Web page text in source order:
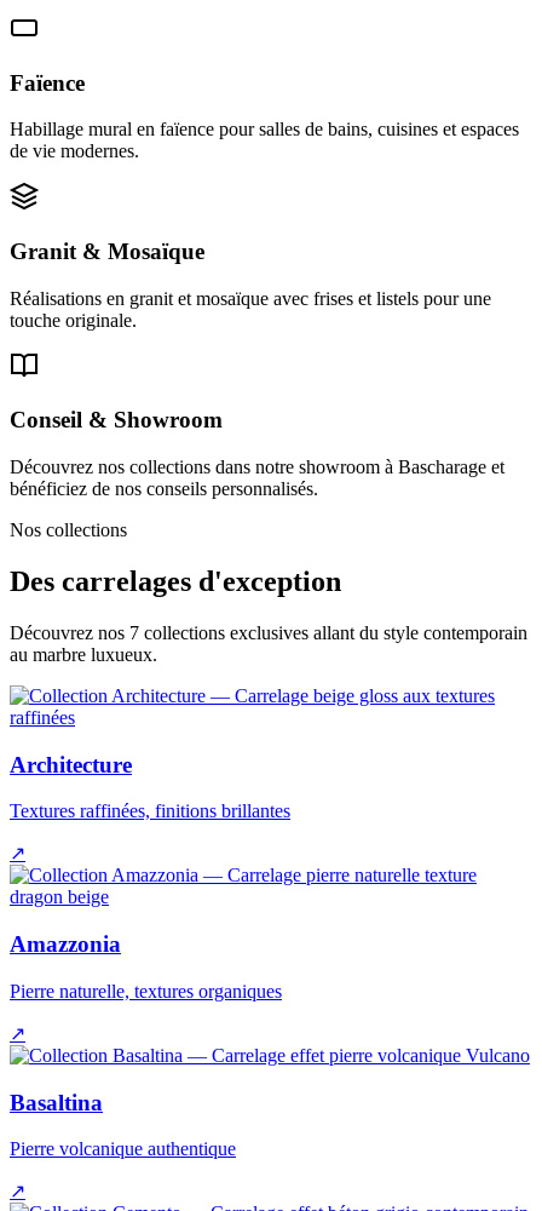
Faïence
Habillage mural en faïence pour salles de bains, cuisines et espaces
de vie modernes.
Granit & Mosaïque
Réalisations en granit et mosaïque avec frises et listels pour une
touche originale.
Conseil & Showroom
Découvrez nos collections dans notre showroom à Bascharage et
bénéficiez de nos conseils personnalisés.
Nos collections
Des carrelages d'exception
Découvrez nos 7 collections exclusives allant du style contemporain
au marbre luxueux.
Architecture
Textures raffinées, finitions brillantes
↗
Amazzonia
Pierre naturelle, textures organiques
↗
Basaltina
Pierre volcanique authentique
↗